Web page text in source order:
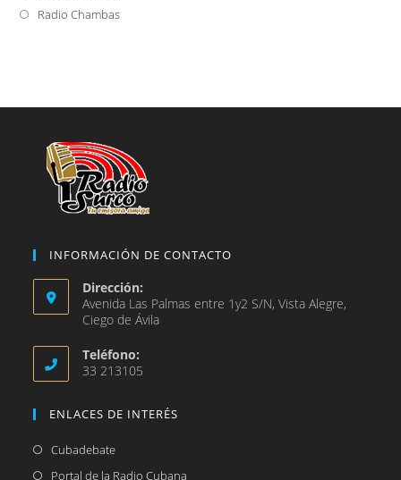
en
Radio ChambasSe
nueva
INFORMACIÓN DE CONTACTO
Dirección:
Avenida Las Palmas entre 1y2 S/N, Vista Alegre,
Ciego de Ávila
Teléfono:
33 213105
ENLACES DE INTERÉS
CubadebateSe
abre
Portal de la Radio Cubana